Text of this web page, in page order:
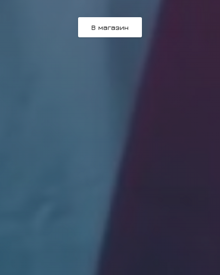
В магазин